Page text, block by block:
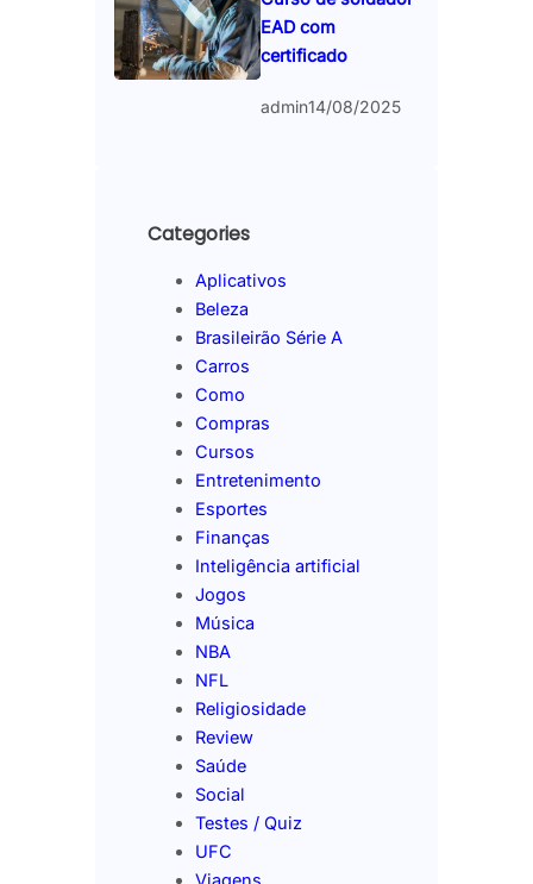
EAD com
certificado
admin14/08/2025
Categories
Aplicativos
Beleza
Brasileirão Série A
Carros
Como
Compras
Cursos
Entretenimento
Esportes
Finanças
Inteligência artificial
Jogos
Música
NBA
NFL
Religiosidade
Review
Saúde
Social
Testes / Quiz
UFC